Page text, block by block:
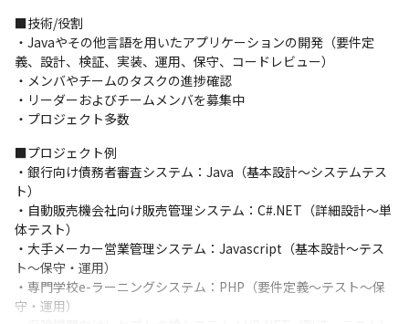
■技術/役割
・Javaやその他言語を用いたアプリケーションの開発（要件定
義、設計、検証、実装、運用、保守、コードレビュー）
・メンバやチームのタスクの進捗確認
・リーダーおよびチームメンバを募集中
・プロジェクト多数
■プロジェクト例
・銀行向け債務者審査システム：Java（基本設計～システムテス
ト）
・自動販売機会社向け販売管理システム：C#.NET（詳細設計～単
体テスト）
・大手メーカー営業管理システム：Javascript（基本設計～テス
ト～保守・運用）
・専門学校e-ラーニングシステム：PHP（要件定義～テスト～保
守・運用）